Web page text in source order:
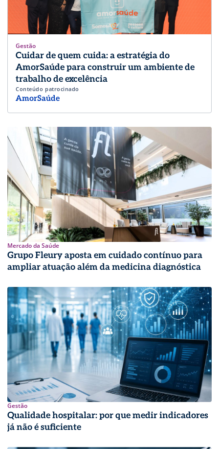
Gestão
Cuidar de quem cuida: a estratégia do
AmorSaúde para construir um ambiente de
trabalho de excelência
Conteúdo patrocinado
AmorSaúde
Mercado da Saúde
Grupo Fleury aposta em cuidado contínuo para
ampliar atuação além da medicina diagnóstica
Gestão
Qualidade hospitalar: por que medir indicadores
já não é suficiente